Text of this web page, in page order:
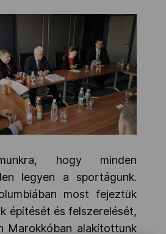
hogy minden
legyen a sportágunk.
most fejeztük
építését és felszerelését,
Marokkóban alakítottunk